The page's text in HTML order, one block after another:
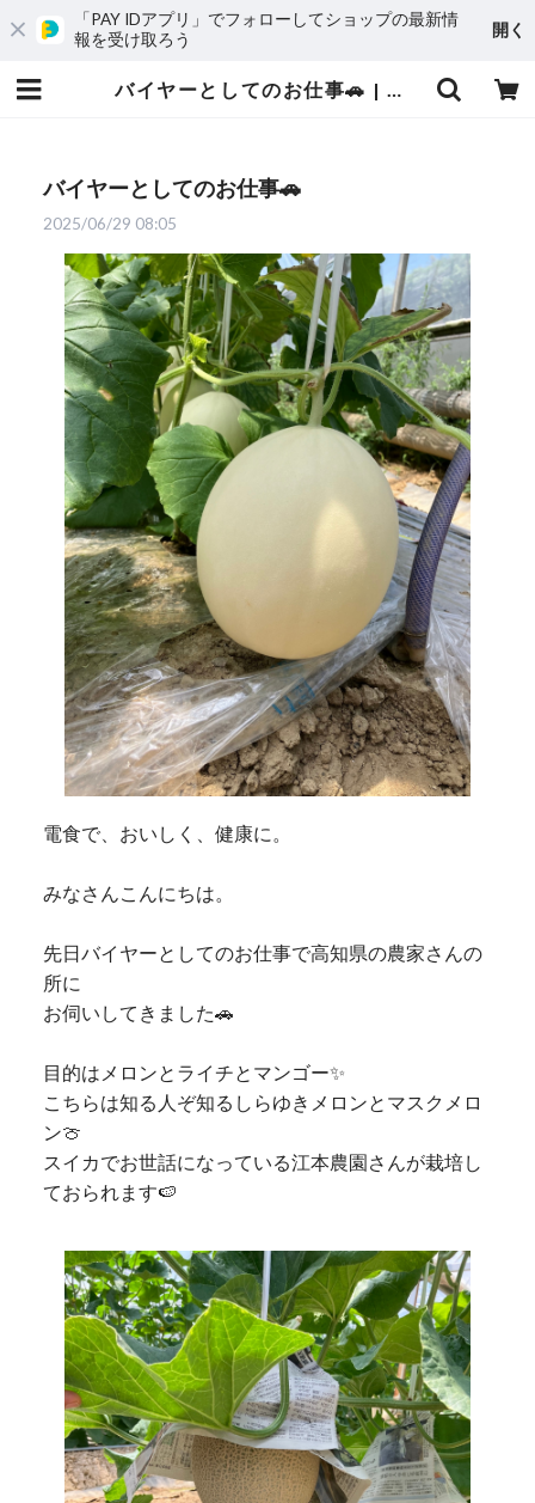
「PAY IDアプリ」でフォローしてショップの最新情
報を受け取ろう
開く
バイヤーとしてのお仕事🚗 | 愛媛発の自然食品店 電子食品流通研究所オンラインストア｜電食で、おいしく、健康に
バイヤーとしてのお仕事🚗
2025/06/29 08:05
電食で、おいしく、健康に。
みなさんこんにちは。
先日バイヤーとしてのお仕事で高知県の農家さんの
所に
お伺いしてきました🚗
目的はメロンとライチとマンゴー✨
こちらは知る人ぞ知るしらゆきメロンとマスクメロ
ン🍈
スイカでお世話になっている江本農園さんが栽培し
ておられます🍉